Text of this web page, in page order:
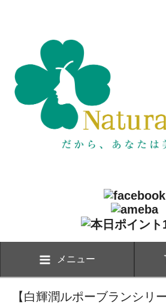
メニュー
【白輝潤ルポーブランシリ